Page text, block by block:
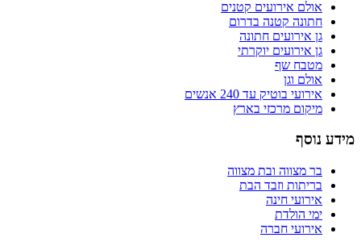
אולם אירועים קטנים
חתונה קטנה בדרום
גן אירועים חתונה
גן אירועים יוקרתי
מטבח שף
אולם וגן
אירועי בוטיק עד 240 אנשים
מיקום מרכזי בארץ
מידע נוסף
בר מצווה ובת מצווה
בריתות וזבד הבת
אירועי חינה
ימי הולדת
אירועי חברה